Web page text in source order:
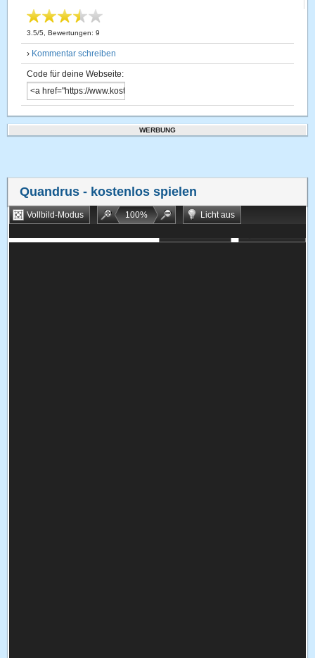
3.5/5 , Bewertungen:9
› Kommentar schreiben
Code für deine Webseite:
WERBUNG
Quandrus - kostenlos spielen
Vollbild-Modus 100%
Licht aus